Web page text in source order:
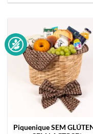
Piquenique SEM